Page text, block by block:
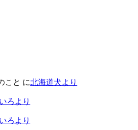
こと に北海道犬より
ろより
ろより